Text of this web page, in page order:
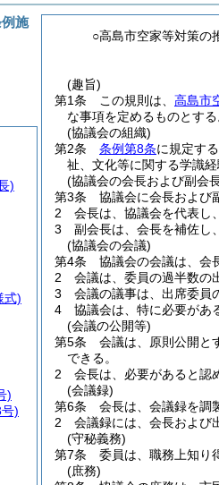
○高島市空家等対策の
(趣旨)
第1条
この規則は、 高島市
な事項を定めるものとする
(協議会の組織)
第2条
条例第8条に規定す
祉、文化等に関する学識
(協議会の会長および副会
第3条
協議会に会長および
2
会長は、協議会を代表し
3
副会長は、会長を補佐し
(協議会の会議)
第4条
協議会の会議は、会
2
会議は、委員の過半数の
3
会議の議事は、出席委員
4
協議会は、特に必要があ
(会議の公開等)
第5条
会議は、原則公開と
できる。
2
会長は、必要があると認
(会議録)
第6条
会長は、会議録を調
2
会議録には、会長および
(守秘義務)
第7条
委員は、職務上知り
(庶務)
施
)
式)
)
)